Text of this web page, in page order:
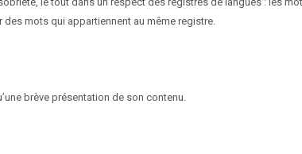
mots qui appartiennent au même registre.
brève présentation de son contenu.